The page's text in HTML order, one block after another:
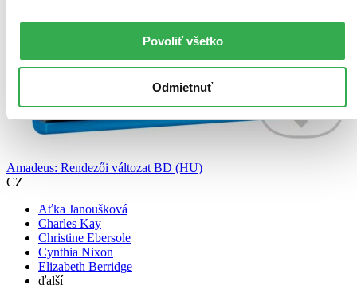
Povoliť všetko
Odmietnuť
Amadeus: Rendezői változat BD (HU)
CZ
Aťka Janoušková
Charles Kay
Christine Ebersole
Cynthia Nixon
Elizabeth Berridge
ďalší